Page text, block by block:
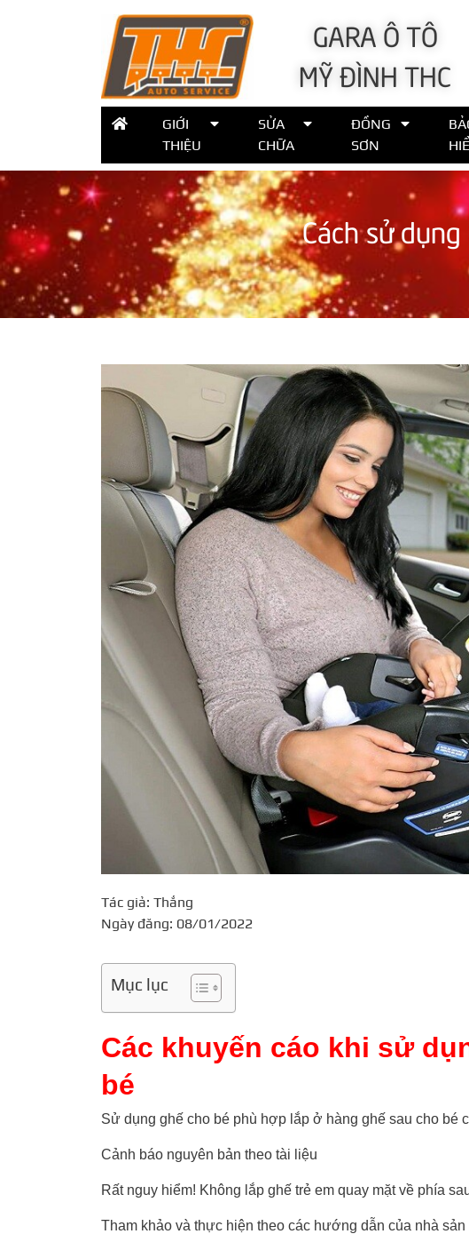
GARA Ô TÔ
MỸ ĐÌNH THC
GIỚI
THIỆU
SỬA
CHỮA
ĐỒNG
SƠN
Họ
Số
Thời
Lời
Cách sử
Tác giả: Thắng
Ngày đăng: 08/01/2022
Mục lục
Các khuyến cáo khi sử
bé
Sử dụng ghế cho bé phù hợp lắp ở hàng ghế sau cho bé
Cảnh báo nguyên bản theo tài liệu
Rất nguy hiểm! Không lắp ghế trẻ em quay mặt về phía
Tham khảo và thực hiện theo các hướng dẫn của nhà sản